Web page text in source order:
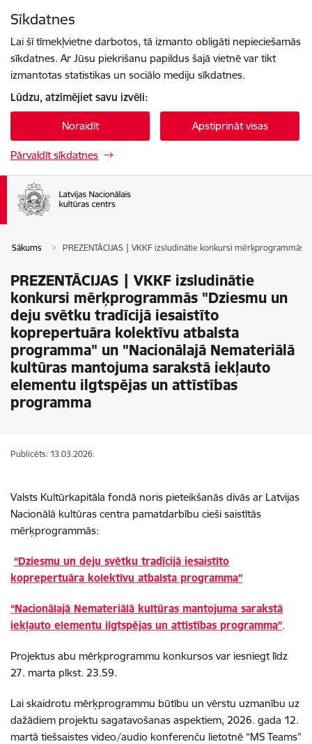
Sīkdatnes
Lai šī tīmekļvietne darbotos, tā izmanto obligāti nepieciešamās
sīkdatnes. Ar Jūsu piekrišanu papildus šajā vietnē var tikt
izmantotas statistikas un sociālo mediju sīkdatnes.
Lūdzu, atzīmējiet savu izvēli:
Noraidīt Apstiprināt visas
Pārvaldīt sīkdatnes
Sākums PREZENTĀCIJAS | VKKF izsludinātie konkursi
PREZENTĀCIJAS | VKKF izsludinātie
konkursi mērķprogrammās "Dziesmu un
deju svētku tradīcijā iesaistīto
koprepertuāra kolektīvu atbalsta
programma" un "Nacionālajā Nemateriālā
kultūras mantojuma sarakstā iekļauto
elementu ilgtspējas un attīstības
programma
Publicēts: 13.03.2026.
Valsts Kultūrkapitāla fondā noris pieteikšanās divās ar Latvijas
Nacionālā kultūras centra pamatdarbību cieši saistītās
mērķprogrammās:
“Dziesmu un deju svētku tradīcijā iesaistīto
koprepertuāra kolektīvu atbalsta programma”
“Nacionālajā Nemateriālā kultūras mantojuma sarakstā
iekļauto elementu ilgtspējas un attīstības programma”.
Projektus abu mērķprogrammu konkursos var iesniegt līdz
27. marta plkst. 23.59.
Lai skaidrotu mērķprogrammu būtību un vērstu uzmanību uz
dažādiem projektu sagatavošanas aspektiem, 2026. gada 12.
martā tiešsaistes video/audio konferenču lietotnē “MS Teams”